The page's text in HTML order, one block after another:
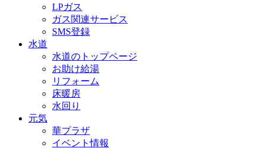
LPガス
ガス関連サービス
SMS登録
水道
水道のトップページ
お助け給湯
リフォーム
床暖房
水回り
元気
華プラザ
イベント情報